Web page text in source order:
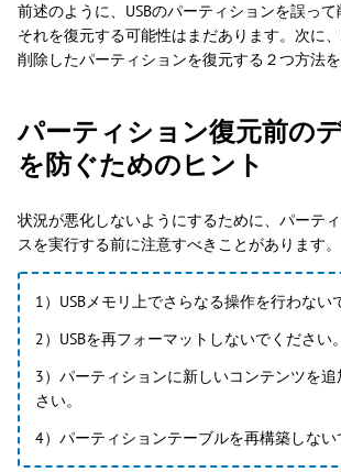
前述のように、USBのパーティションを誤って
それを復元する可能性はまだあります。次に
削除したパーティションを復元する２つ方法を
パーティション復元前の
を防ぐためのヒント
状況が悪化しないようにするために、パーテ
スを実行する前に注意すべきことがあります。
1）USBメモリ上でさらなる操作を行わない
2）USBを再フォーマットしないでください。
3）パーティションに新しいコンテンツを
さい。
4）パーティションテーブルを再構築しない